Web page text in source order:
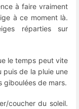
à faire vraiment
à ce moment là.
réparties sur
le temps peut vite
puis de la pluie une
giboulées de mars.
coucher du soleil.